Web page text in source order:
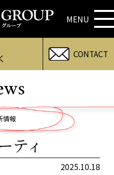
CONTACT
情報
ティ
2025.10.18